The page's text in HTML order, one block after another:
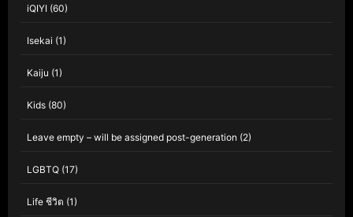
iQIYI (60)
Isekai (1)
Kaiju (1)
Kids (80)
Leave empty – will be assigned post-generation (2)
LGBTQ (17)
Life ชีวิต (1)